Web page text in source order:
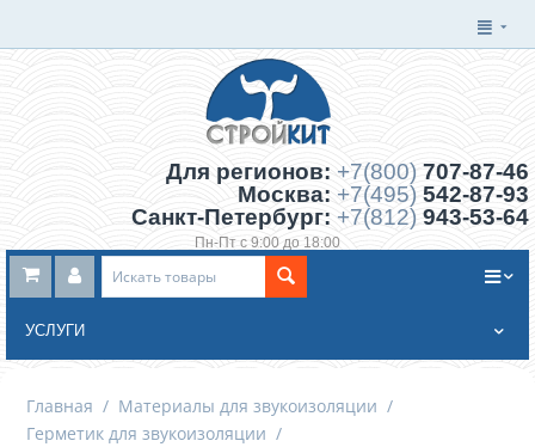
Для регионов: +7(800) 707-87-46
Москва: +7(495) 542-87-93
Санкт-Петербург: +7(812) 943-53-64
Пн-Пт с 9:00 до 18:00
Заказать обратный звонок
УСЛУГИ
Главная / Материалы для звукоизоляции /
Герметик для звукоизоляции /